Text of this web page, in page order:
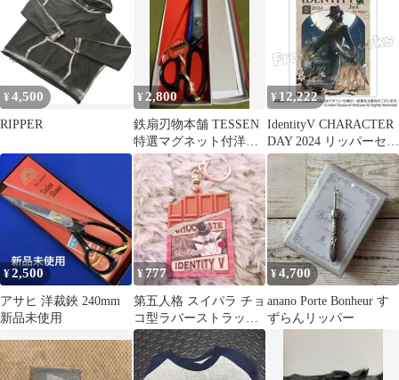
¥ 4,500
RIPPER
¥2,800
鉄扇刃物本舗 TESSEN
特選マグネット付洋裁
鋏 240mm 裁ちばさみ
洋裁
¥12,222
IdentityV CHARACTER
DAY 2024 リッパーセッ
ト
¥2,500
アサヒ 洋裁鋏 240mm
新品未使用
¥777
第五人格 スイパラ チョ
コ型ラバーストラップ
リッパー
¥4,700
anano Porte Bonheur す
ずらんリッパー